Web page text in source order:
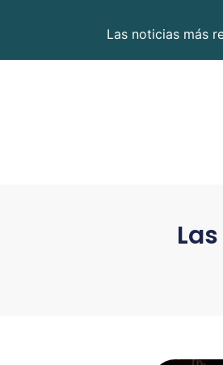
Las noticias más